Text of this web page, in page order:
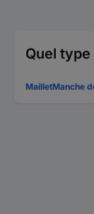
Quel
MailletManche